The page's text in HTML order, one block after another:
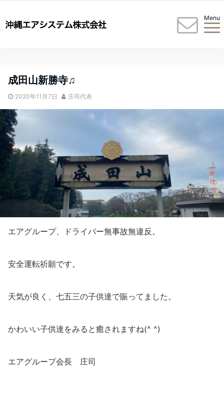
Menu
成田山新勝寺♫
2020年11月7日 庄司代表
エアグループ、ドライバー無事故無違反。
安全運転祈願です。
天気が良く、七五三の子供達で賑ってました。
かわいい子供達をみると癒されますね(^ ^)
エアグループ会長 庄司